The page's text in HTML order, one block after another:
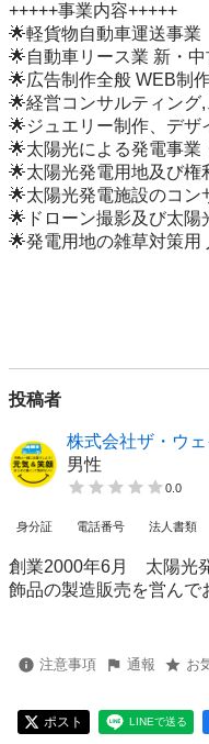
+++++事業内容+++++
🌟軽貨物自動車運送事業
🌟自動車リース業 新・
🌟広告制作全般 WEB制
🌟経営コンサルティング,
🌟ジュエリー制作、デザ
🌟太陽光による発電事業
🌟太陽光発電用地及び権
🌟太陽光発電施設のコン
🌟ドローン撮影及び太陽
🌟発電用地の雑草対策用
投稿者
株式会社ザ・ウェ
男性
0.0
身分証 電話番号 法人書類
創業2000年6月 太陽光
飾品の製造販売を営んで
注意事項 通報 お
ポスト LINEで送る